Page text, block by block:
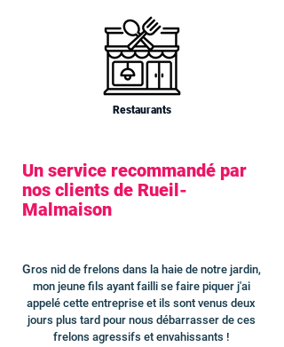
Restaurants
Un service recommandé par
nos clients de Rueil-
Malmaison
Gros nid de frelons dans la haie de notre jardin,
mon jeune fils ayant failli se faire piquer j'ai
appelé cette entreprise et ils sont venus deux
jours plus tard pour nous débarrasser de ces
frelons agressifs et envahissants !